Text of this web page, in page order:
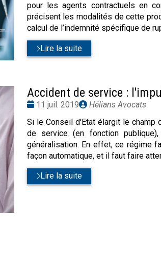
pour les agents contractuels en
précisent les modalités de cette
calcul de l’indemnité spécifique de
Lire la suite
Accident de service :
Date
11 juil. 2019
Publié
Hélians Avocats
Si le Conseil d'Etat élargit le
de service (en fonction
généralisation. En effet, ce régime
façon automatique, et il faut faire
Lire la suite